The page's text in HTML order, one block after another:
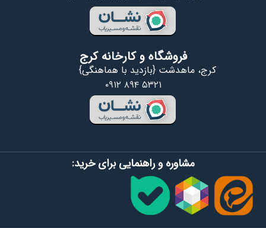
فروشگاه و کارخانه کرج
کرج، ماهدشت {بازدید با هماهنگی}
۰۹۱۲ ۸۹۴ ۵۳۲۱
مشاوره و راهنمایی برای خرید: